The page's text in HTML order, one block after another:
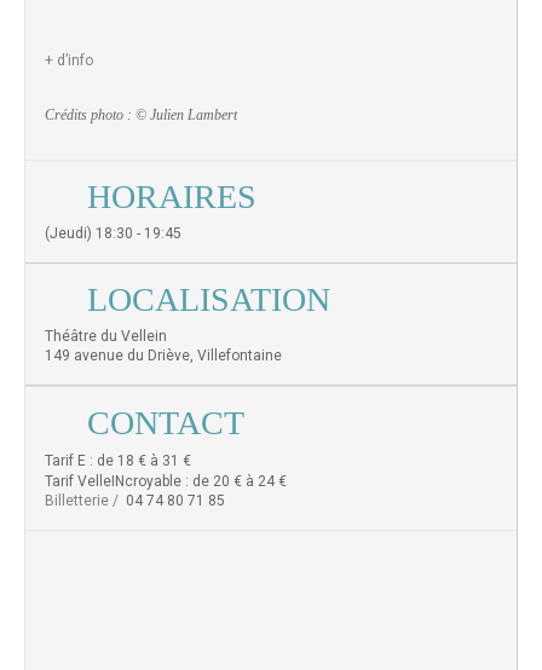
+ d’info
Crédits photo : © Julien Lambert
HORAIRES
(Jeudi) 18:30 - 19:45
LOCALISATION
Théâtre du Vellein
149 avenue du Driève, Villefontaine
CONTACT
Tarif E : de 18 € à 31 €
Tarif VelleINcroyable : de 20 € à 24 €
Billetterie / 04 74 80 71 85